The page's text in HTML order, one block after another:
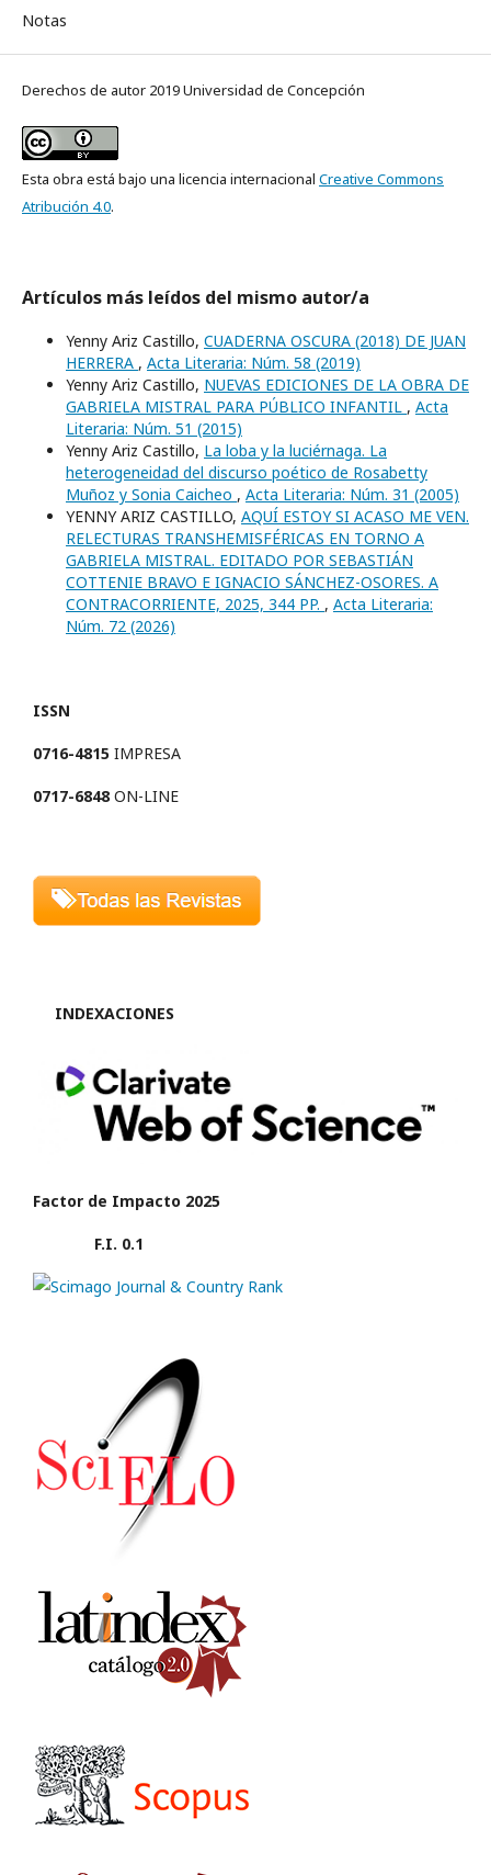
Notas
Derechos de autor 2019 Universidad de Concepción
Esta obra está bajo una licencia internacional Creative Commons
Atribución 4.0.
Artículos más leídos del mismo autor/a
Yenny Ariz Castillo, CUADERNA OSCURA (2018) DE JUAN
HERRERA , Acta Literaria: Núm. 58 (2019)
Yenny Ariz Castillo, NUEVAS EDICIONES DE LA OBRA DE
GABRIELA MISTRAL PARA PÚBLICO INFANTIL , Acta
Literaria: Núm. 51 (2015)
Yenny Ariz Castillo, La loba y la luciérnaga. La
heterogeneidad del discurso poético de Rosabetty
Muñoz y Sonia Caicheo , Acta Literaria: Núm. 31 (2005)
YENNY ARIZ CASTILLO, AQUÍ ESTOY SI ACASO ME VEN.
RELECTURAS TRANSHEMISFÉRICAS EN TORNO A
GABRIELA MISTRAL. EDITADO POR SEBASTIÁN
COTTENIE BRAVO E IGNACIO SÁNCHEZ-OSORES. A
CONTRACORRIENTE, 2025, 344 PP. , Acta Literaria:
Núm. 72 (2026)
ISSN
0716-4815 IMPRESA
0717-6848ON-LINE
INDEXACIONES
Factor de Impacto 2025
F.I. 0.1